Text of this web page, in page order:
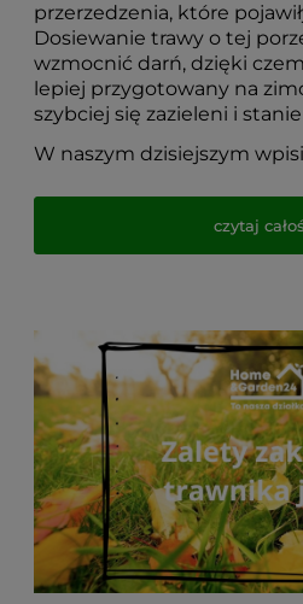
przerzedzenia, które
Dosiewanie trawy o tej
wzmocnić darń, dzięki
lepiej przygotowany na
szybciej się zazieleni i
W naszym dzisiejszym
cieszyć się zdrowym,
cały kolejny sezon.
praktyczne wskazówki,
czytaj